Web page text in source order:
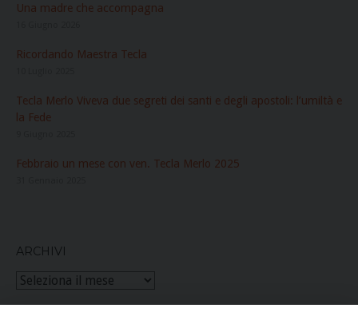
Una madre che accompagna
Ricordando Maestra Tecla
Tecla Merlo Viveva due segreti dei santi e degli apostoli: l’umiltà e
la Fede
Febbraio un mese con ven. Tecla Merlo 2025
ARCHIVI
Archivi